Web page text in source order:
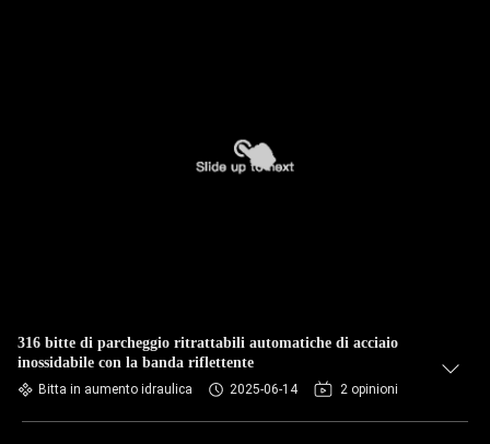
316 bitte di parcheggio ritrattabili automatiche di acciaio
inossidabile con la banda riflettente
Bitta in aumento idraulica 2025-06-14 2 opinioni